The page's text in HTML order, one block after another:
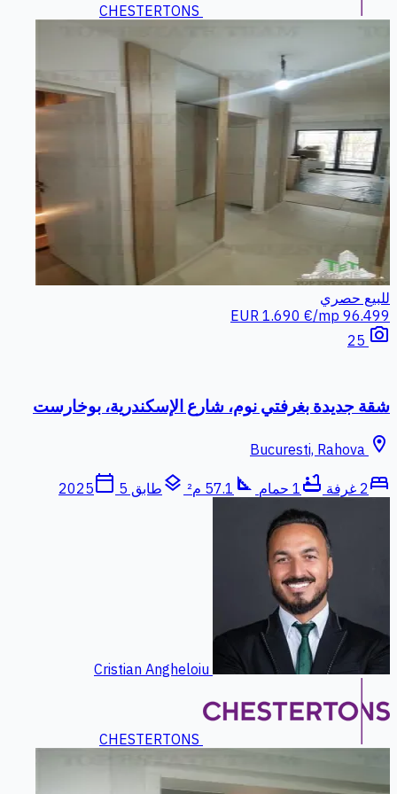
CHESTERTONS
للبيع حصري
96.499 EUR
1.690 €/mp
photo_camera
شقة جديدة بغرفتي نوم، شارع الإسكندرية، بوخارست
location_on
bed 2 غرفة bathtub 1 حمام square_foot 57.1 م² layers طابق 5 calendar_today
2025
Cristian Angheloiu
CHESTERTONS